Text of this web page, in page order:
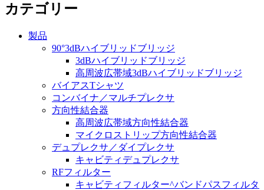
カテゴリー
製品
90°3dBハイブリッドブリッジ
3dBハイブリッドブリッジ
高周波広帯域3dBハイブリッドブリッジ
バイアスTシャツ
コンバイナ／マルチプレクサ
方向性結合器
高周波広帯域方向性結合器
マイクロストリップ方向性結合器
デュプレクサ／ダイプレクサ
キャビティデュプレクサ
RFフィルター
キャビティフィルター^バンドパスフィルタ